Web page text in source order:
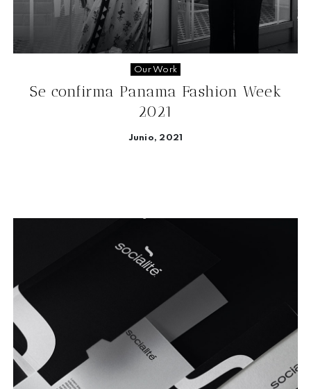
Our Work
Se confirma Panama Fashion Week
2021
Junio, 2021